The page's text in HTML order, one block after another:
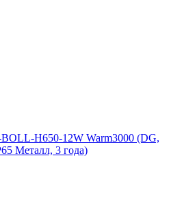
H650-12W Warm3000 (DG,
Металл, 3 года)